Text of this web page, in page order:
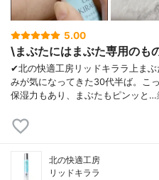
5.00
\まぶたにはまぶた専用のも
✔︎北の快適工房リッドキララ上ま
みが気になってきた30代半ば。こ
保湿力もあり、まぶたもピンッと…
北の快適工房
リッドキララ